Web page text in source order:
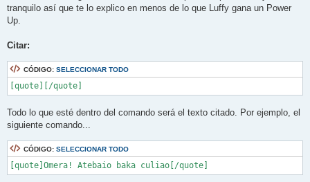
tranquilo así que te lo explico en menos de lo que Luffy gana un Power
Up.
Citar:
CÓDIGO: SELECCIONAR TODO
[quote][/quote]
Todo lo que esté dentro del comando será el texto citado. Por ejemplo, el
siguiente comando...
CÓDIGO: SELECCIONAR TODO
[quote]Omera! Atebaio baka culiao[/quote]